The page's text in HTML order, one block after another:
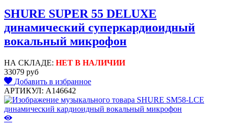
SHURE SUPER 55 DELUXE
динамический суперкардиоидный
вокальный микрофон
НА СКЛАДЕ: НЕТ В НАЛИЧИИ
33079 руб
Добавить в избранное
АРТИКУЛ: A146642